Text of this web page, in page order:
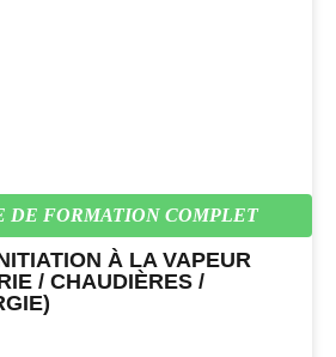
DE FORMATION COMPLET
À LA VAPEUR
/ CHAUDIÈRES /